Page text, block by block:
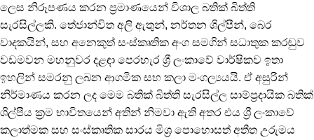
ලෙස නිරූපණය කරන ප්‍රමාණයෙන් විශාල බතික් බිත්ති
සැරසිල්ලකි. තේජාන්විත අලි ඇතුන්, නර්තන ශිල්පීන්, බෙර
වාදකයින්, සහ අනෙකුත් සංස්කෘතික අංග සමගින් සධාතුක කරඬුව
වඩමවන මහනුවර දළඳා පෙරහැර ශ්‍රී ලංකාවේ වාර්ෂිකව ඉතා
ඉහලින් සමරනු ලබන ආගමික සහ කලා මංගල්‍යයයි. ඒ අසුරින්
නිර්මාණය කරන ලද මෙම බතික් බිත්ති සැරසිල්ල සාම්ප්‍රදායික බතික්
ශිල්පීය ක්‍රම භාවිතයෙන් අතින් නිමවා ඇති අතර එය ශ්‍රී ලංකාවේ
කලාත්මක සහ සංස්කෘතික සාරය මිශ්‍ර පොහොසත් අතීත උරුමය